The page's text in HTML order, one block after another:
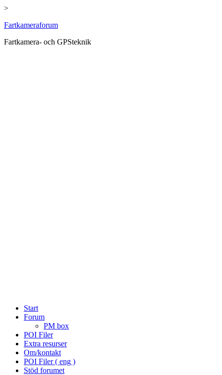
>
Hoppa
innehåll
Fartkameraforum
Fartkamera- och GPSteknik
Start
Forum
PM box
POI Filer
Extra resurser
Om/kontakt
POI Filer ( eng )
Stöd forumet